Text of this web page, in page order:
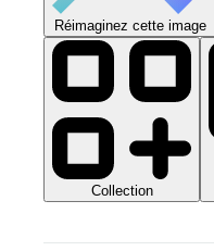
Réimaginez cette image
Collection